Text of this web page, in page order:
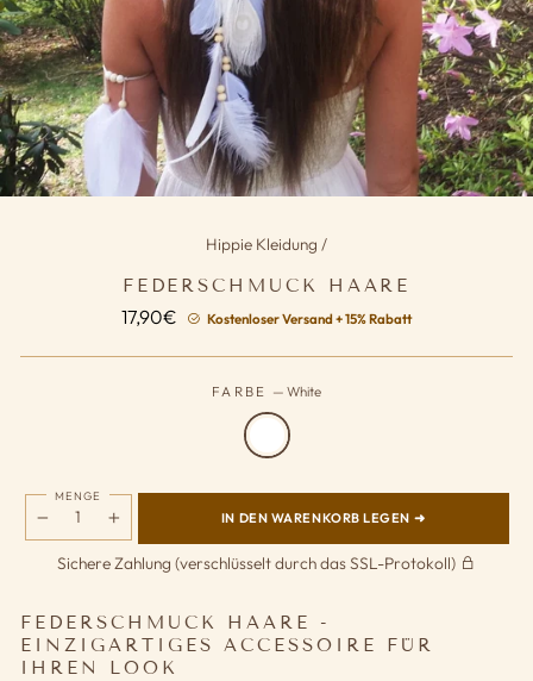
Hippie Kleidung /
FEDERSCHMUCK HAARE
17,90€ Normaler
Kostenloser Versand + 15% Rabatt
FARBE — White
MENGE
IN DEN WARENKORB LEGEN ➜
Sichere Zahlung (verschlüsselt durch das SSL-Protokoll)
FEDERSCHMUCK HAARE -
EINZIGARTIGES ACCESSOIRE FÜR
IHREN LOOK